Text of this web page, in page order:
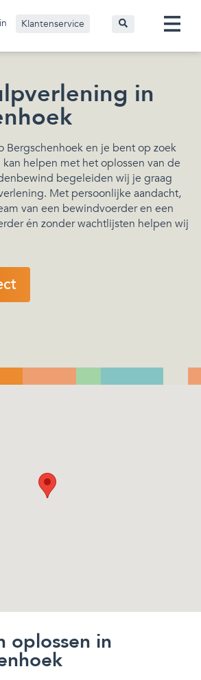
Klantenservice
in
Bergschenhoek en je bent op zoek
helpen met het oplossen van de
begeleiden wij je graag
Met persoonlijke aandacht,
van een bewindvoerder en een
én zonder wachtlijsten helpen wij
oplossen in